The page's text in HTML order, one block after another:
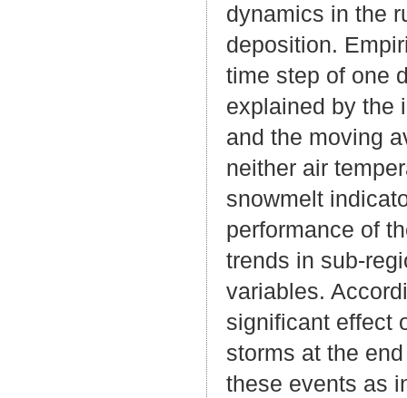
dynamics in the
deposition.
time step of one
explained by the
and the moving
neither air
snowmelt
performance of
trends in sub-
variables.
significant effect
storms at the
these events as